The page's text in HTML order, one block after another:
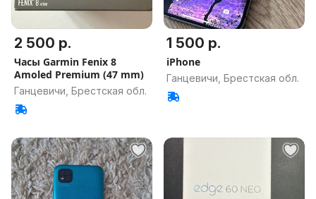
2 500 р.
Часы Garmin Fenix 8
Amoled Premium (47 mm)
Ганцевичи, Брестская обл.
1 500 р.
iPhone
Ганцевичи, Брестская обл.